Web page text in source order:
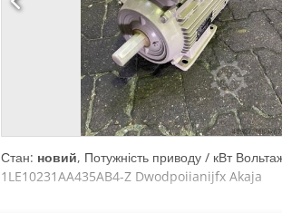
Стан: новий, Потужність приводу / кВт
1LE10231AA435AB4-Z Dwodpoiianijfx Akaja